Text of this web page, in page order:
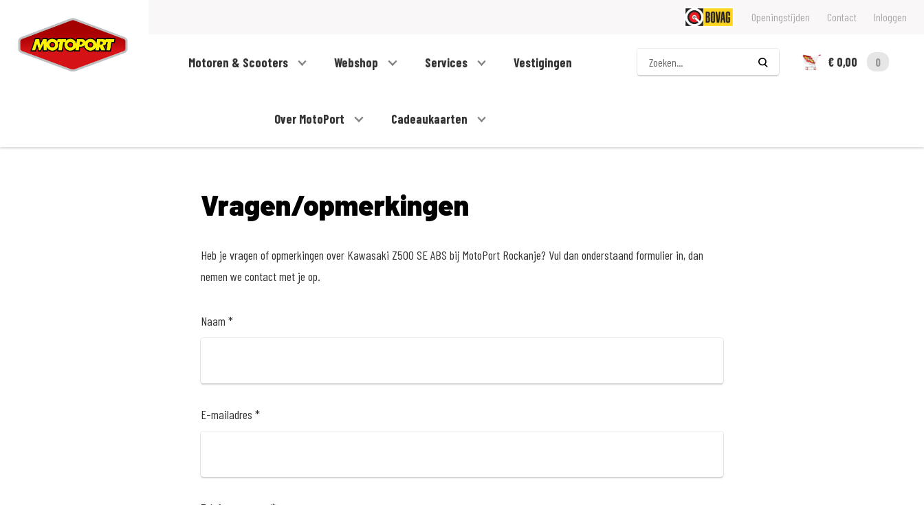
Openingstijden Contact Inloggen
Motoren & Scooters Webshop Services Vestigingen
Over MotoPort Cadeaukaarten
Zoeken
€ 0,00
0
Vragen/opmerkingen
Heb je vragen of opmerkingen over Kawasaki Z500 SE ABS bij MotoPort Rockanje? Vul dan onderstaand formulier in, dan
nemen we contact met je op.
Naam *
E-mailadres *